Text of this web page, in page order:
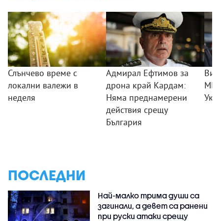
Слънчево време с
локални валежи в
неделя
Адмирал Ефтимов за
дрона край Кардам:
Няма преднамерени
действия срещу
България
ПОСЛЕДНИ
Най-малко трима души са
загинали, а девет са ранени
при руски атаки срещу